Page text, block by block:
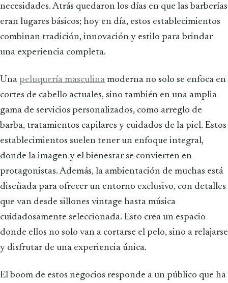
necesidades. Atrás quedaron los días en que las barberías
eran lugares básicos; hoy en día, estos establecimientos
combinan tradición, innovación y estilo para brindar
una experiencia completa.
Una peluquería masculina moderna no solo se enfoca en
cortes de cabello actuales, sino también en una amplia
gama de servicios personalizados, como arreglo de
barba, tratamientos capilares y cuidados de la piel. Estos
establecimientos suelen tener un enfoque integral,
donde la imagen y el bienestar se convierten en
protagonistas. Además, la ambientación de muchas está
diseñada para ofrecer un entorno exclusivo, con detalles
que van desde sillones vintage hasta música
cuidadosamente seleccionada. Esto crea un espacio
donde ellos no solo van a cortarse el pelo, sino a relajarse
y disfrutar de una experiencia única.
El boom de estos negocios responde a un público que ha